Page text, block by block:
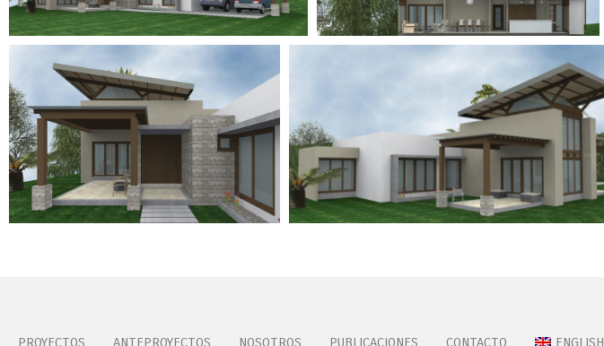
PROYECTOS ANTEPROYECTOS NOSOTROS PUBLICACIONES CONTACTO ENGLISH